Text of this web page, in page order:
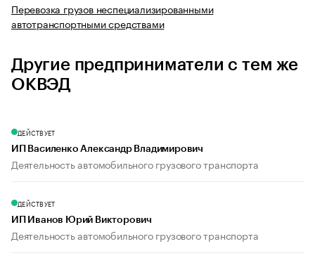
Перевозка грузов неспециализированными
автотранспортными средствами
Другие предприниматели с тем же
ОКВЭД
ДЕЙСТВУЕТ
ИП Василенко Александр Владимирович
Деятельность автомобильного грузового транспорта
ДЕЙСТВУЕТ
ИП Иванов Юрий Викторович
Деятельность автомобильного грузового транспорта